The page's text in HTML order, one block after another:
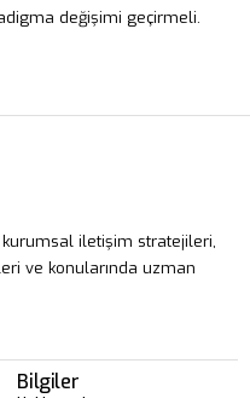
değişimi geçirmeli.
iletişim stratejileri,
ve konularında uzman
Bilgiler